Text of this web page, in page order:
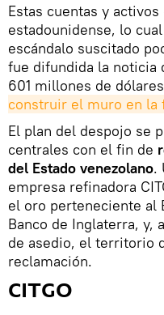
Estas cuentas y
estadounidense, lo
escándalo suscitado
fue difundida la noticia
601 millones de
construir el muro en la
El plan del despojo se
centrales con el fin de
del Estado venezolano.
empresa refinadora
el oro perteneciente al
Banco de Inglaterra, y,
de asedio, el territorio
reclamación.
CITGO